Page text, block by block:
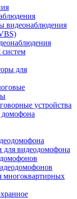
видеонаблюдения
систем
для
устройства
домофона
видеодомофона
многоквартирных